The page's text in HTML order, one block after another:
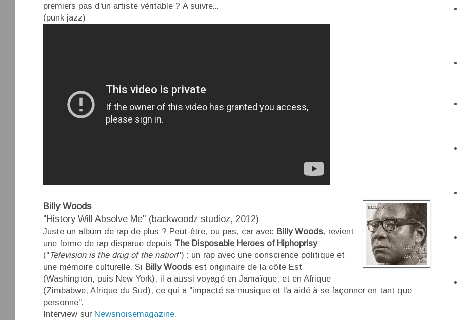
premiers pas d'un artiste véritable ? A suivre...
(punk jazz)
Billy Woods
"History Will Absolve Me" (backwoodz studioz, 2012)
Juste un album de rap de plus ? Peut-être, ou pas, car avec Billy Woods, revient
une forme de rap disparue depuis The Disposable Heroes of Hiphoprisy
("Television is the drug of the nation") : un rap avec une conscience politique et
une mémoire culturelle. Si Billy Woods est originaire de la côte Est
(Washington, puis New York), il a aussi voyagé en Jamaïque, et en Afrique
(Zimbabwe, Afrique du Sud), ce qui a "impacté sa musique et l'a aidé à se façonner en tant que
personne".
Interview sur Newsnoisemagazine.